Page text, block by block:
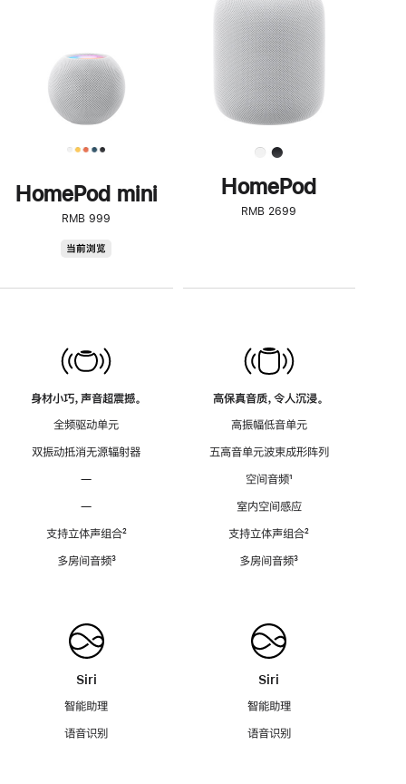
HomePod mini
RMB 999
当前浏览
身材小巧，声音超震撼。
全频驱动单元
双振动抵消无源辐射器
—
—
支持立体声组合脚
²
多房间音频脚
³
Siri
智能助理
语音识别
了
解
HomePod<
HomePod
RMB 2699
高保真音质，令人沉浸。
高振幅低音单元
五高音单元波束成形阵列
空间音频脚
¹
室内空间感应
支持立体声组合脚
²
多房间音频脚
³
Siri
智能助理
语音识别